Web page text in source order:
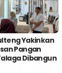
Yakinkan
Pangan
Dibangun